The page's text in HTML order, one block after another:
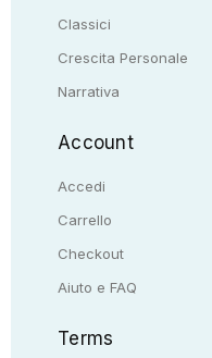
Classici
Crescita Personale
Narrativa
Account
Accedi
Carrello
Checkout
Aiuto e FAQ
Terms